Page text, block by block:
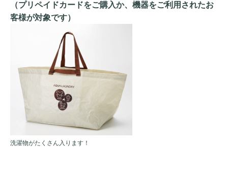
（プリペイドカードをご購入か、機器をご利用されたお
客様が対象です）
洗濯物がたくさん入ります！